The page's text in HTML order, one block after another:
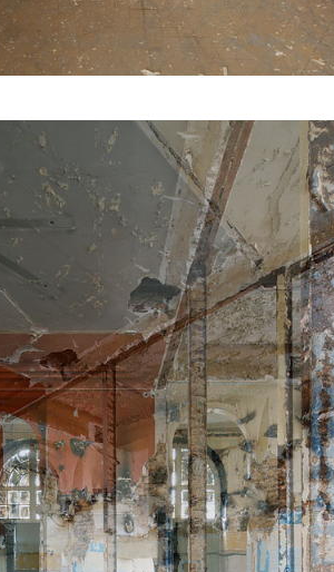
ENTRE-DEUX-37